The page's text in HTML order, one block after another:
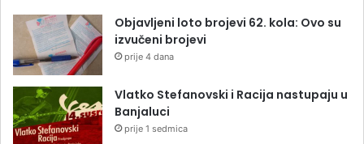
Objavljeni loto brojevi 62. kola: Ovo su
izvučeni brojevi
prije 4 dana
Vlatko Stefanovski i Racija nastupaju u
Banjaluci
prije 1 sedmica